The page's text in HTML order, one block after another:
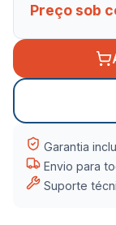
Preço sob
Garantia
Envio para
Suporte